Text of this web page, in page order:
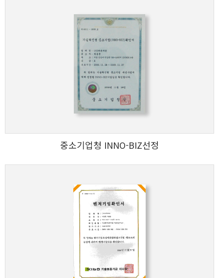
중소기업청 INNO-BIZ선정